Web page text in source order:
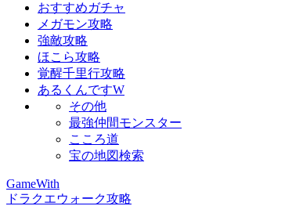
おすすめガチャ
メガモン攻略
強敵攻略
ほこら攻略
覚醒千里行攻略
あるくんですW
その他
最強仲間モンスター
こころ道
宝の地図検索
GameWith
ドラクエウォーク攻略